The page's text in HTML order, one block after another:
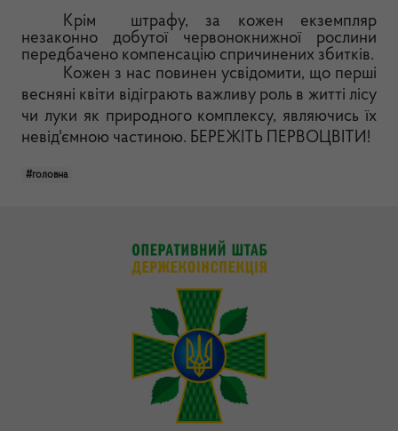
Крім штрафу, за кожен екземпляр
незаконно добутої червонокнижної рослини
передбачено компенсацію спричинених збитків.
Кожен з нас повинен усвідомити, що перші
весняні квіти відіграють важливу роль в житті лісу
чи луки як природного комплексу, являючись їх
невід'ємною частиною. БЕРЕЖІТЬ ПЕРВОЦВІТИ!
#головна